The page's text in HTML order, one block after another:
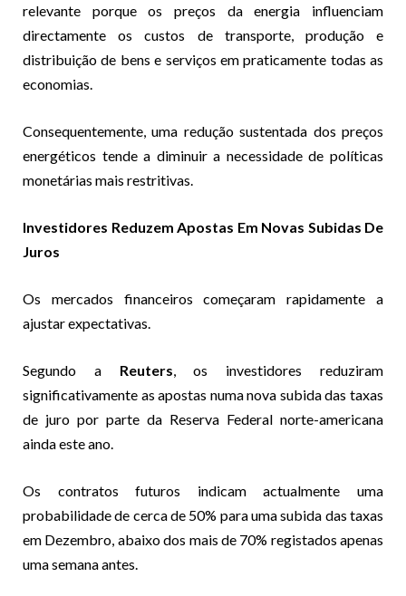
relevante porque os preços da energia influenciam
directamente os custos de transporte, produção e
distribuição de bens e serviços em praticamente todas as
economias.
Consequentemente, uma redução sustentada dos preços
energéticos tende a diminuir a necessidade de políticas
monetárias mais restritivas.
Investidores Reduzem Apostas Em Novas Subidas De
Juros
Os mercados financeiros começaram rapidamente a
ajustar expectativas.
Segundo a Reuters, os investidores reduziram
significativamente as apostas numa nova subida das taxas
de juro por parte da Reserva Federal norte-americana
ainda este ano.
Os contratos futuros indicam actualmente uma
probabilidade de cerca de 50% para uma subida das taxas
em Dezembro, abaixo dos mais de 70% registados apenas
uma semana antes.